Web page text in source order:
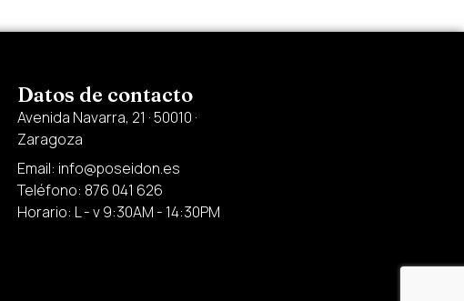
Datos de contacto
Avenida Navarra, 21 · 50010 ·
Zaragoza
Email: info@poseidon.es
Teléfono: 876 041 626
Horario: L - v 9:30AM - 14:30PM